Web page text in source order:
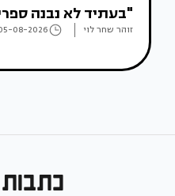
"בעתיד לא נבנה
זוהר שחר לוי 08-2026
כתבות